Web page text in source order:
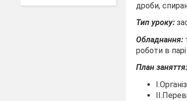
дроби,
Тип уроку:
Обладнання:
роботи в парі
План заняття: